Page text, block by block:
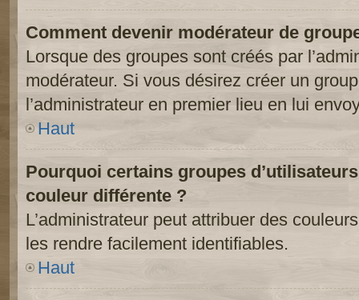
Comment devenir modérateur de
Lorsque des groupes sont créés par
modérateur. Si vous désirez créer un
l’administrateur en premier lieu en lui
Haut
Pourquoi certains groupes
couleur différente ?
L’administrateur peut attribuer des
les rendre facilement identifiables.
Haut